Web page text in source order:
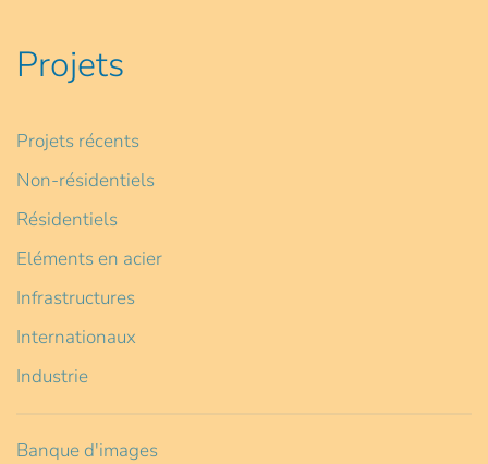
Projets
Projets récents
Non-résidentiels
Résidentiels
Eléments en acier
Infrastructures
Internationaux
Industrie
Banque d'images